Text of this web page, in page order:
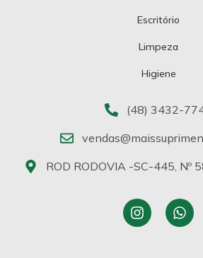
Escritório
Limpeza
Higiene
(48) 3432-
ROD RODOVIA -SC-445, Nº